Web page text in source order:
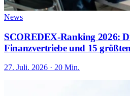
News
SCOREDEX-Ranking 2026:
Finanzvertriebe und 15
27. Juli. 2026 · 20 Min.